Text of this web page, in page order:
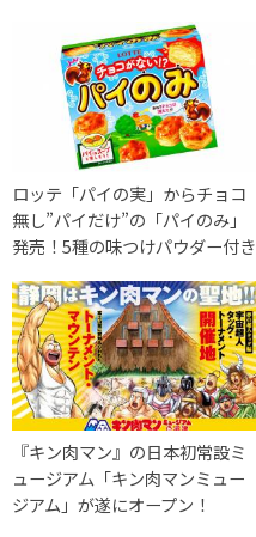
ロッテ「パイの実」からチョコ
無し”パイだけ”の「パイのみ」
発売！5種の味つけパウダー付き
『キン肉マン』の日本初常設ミ
ュージアム「キン肉マンミュー
ジアム」が遂にオープン！